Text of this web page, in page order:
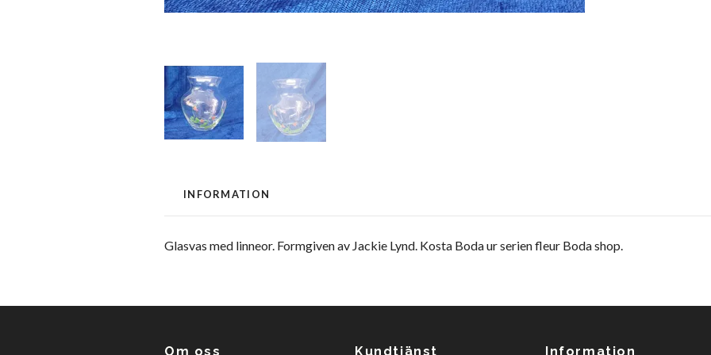
INFORMATION
Glasvas med linneor. Formgiven av Jackie Lynd. Kosta Boda ur serien fleur Boda shop.
Om oss Kundtjänst Information